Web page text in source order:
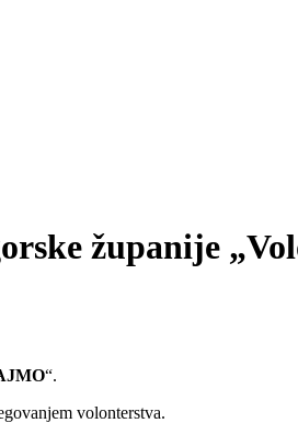
županije
“.
volonterstva.